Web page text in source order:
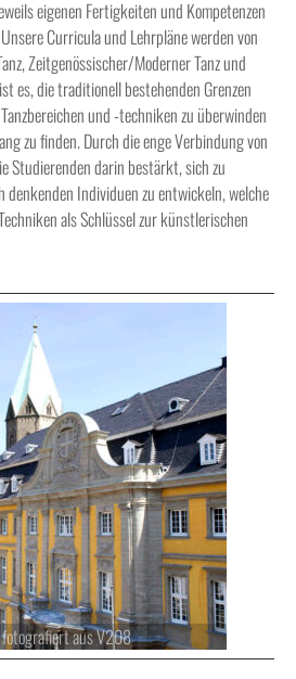
eigenen Fertigkeiten und Kompetenzen
Curricula und Lehrpläne werden von
Zeitgenössischer/Moderner Tanz und
es, die traditionell bestehenden Grenzen
und -techniken zu überwinden
zu finden. Durch die enge Verbindung von
Studierenden darin bestärkt, sich zu
Individuen zu entwickeln, welche
als Schlüssel zur künstlerischen
aus V208